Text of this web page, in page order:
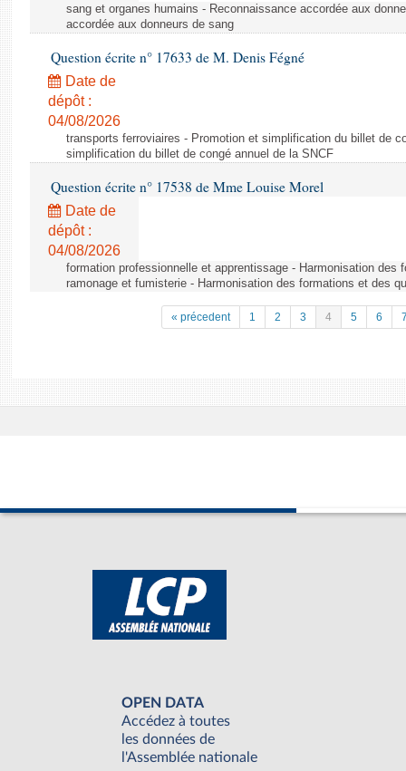
sang et organes humains - Reconnaissance accordée aux
accordée aux donneurs de sang
Question écrite n° 17633 de M. Denis Fégné
Date de
dépôt :
04/08/2026
transports ferroviaires - Promotion et simplification du billet de
simplification du billet de congé annuel de la SNCF
Question écrite n° 17538 de Mme Louise Morel
Date de
dépôt :
04/08/2026
formation professionnelle et apprentissage - Harmonisation des
ramonage et fumisterie - Harmonisation des formations et des
« précedent 1 2 3 4 5 6
OPEN DATA
Accédez à toutes
les données de
l'Assemblée nationale